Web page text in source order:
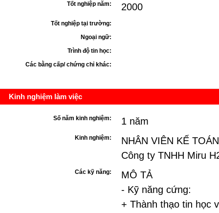
Tốt nghiệp năm: 2000
Tốt nghiệp tại trường:
Ngoại ngữ:
Trình độ tin học:
Các bằng cấp/ chứng chỉ khác:
Kinh nghiệm làm việc
Số năm kinh nghiệm: 1 năm
Kinh nghiệm:
NHÂN VIÊN KẾ
Công ty TNHH Miru
Các kỹ năng:
MÔ TẢ
- Kỹ năng cứng:
+ Thành thạo tin học